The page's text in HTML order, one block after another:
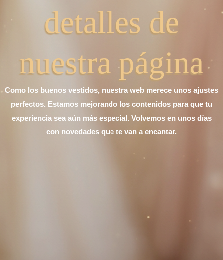
detalles de
nuestra página
Como los buenos vestidos, nuestra web merece unos ajustes
perfectos. Estamos mejorando los contenidos para que tu
experiencia sea aún más especial. Volvemos en unos días
con novedades que te van a encantar.